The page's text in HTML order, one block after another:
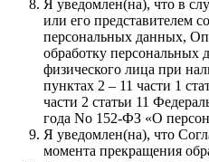
Я уведомлен(на), что в
или его представителем
персональных данных,
обработку персональных
физического лица при
пунктах 2 – 11 части 1
части 2 статьи 11
года No 152-ФЗ «О
Я уведомлен(на), что
момента прекращения